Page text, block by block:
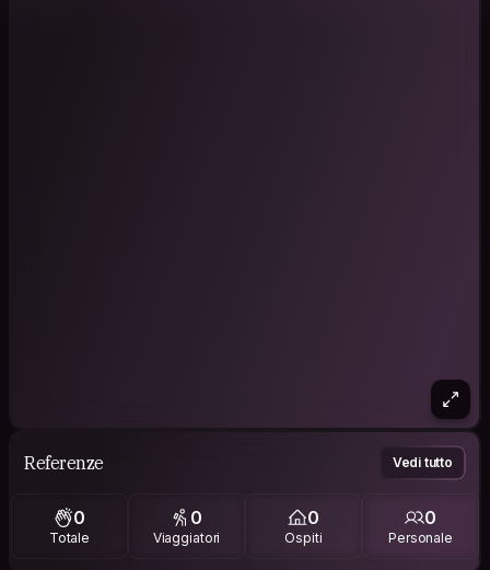
Referenze Vedi tutto
0
Totale
0
Viaggiatori
0
Ospiti
0
Personale